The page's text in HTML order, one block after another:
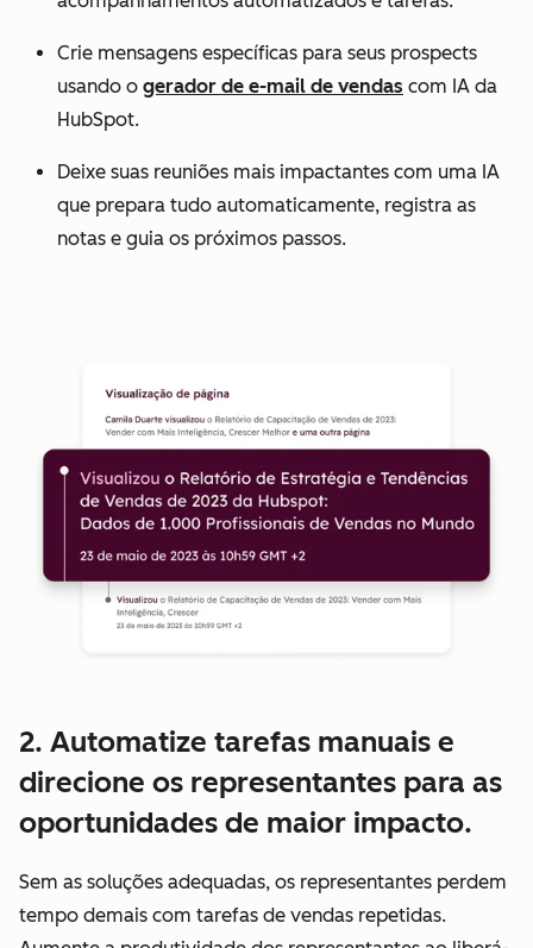
Crie mensagens específicas para seus prospects
usando o gerador de e-mail de vendas com IA da
HubSpot.
Deixe suas reuniões mais impactantes com uma IA
que prepara tudo automaticamente, registra as
notas e guia os próximos passos.
2. Automatize tarefas manuais e
direcione os representantes para as
oportunidades de maior impacto.
Sem as soluções adequadas, os representantes perdem
tempo demais com tarefas de vendas repetidas.